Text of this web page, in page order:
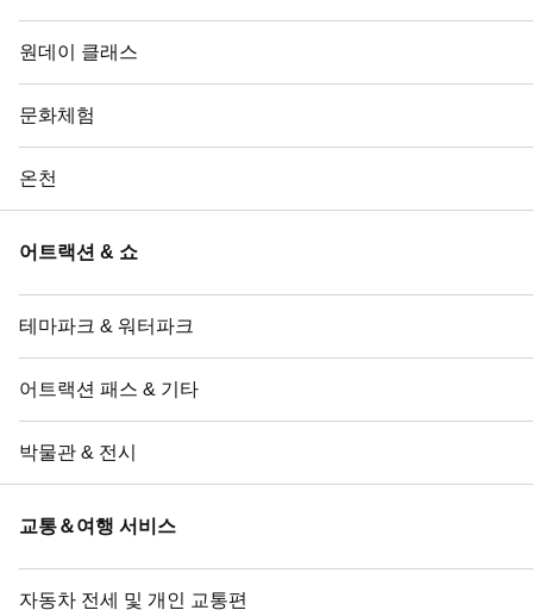
원데이 클래스
문화체험
온천
어트랙션 & 쇼
테마파크 & 워터파크
어트랙션 패스 & 기타
박물관 & 전시
교통＆여행 서비스
자동차 전세 및 개인 교통편